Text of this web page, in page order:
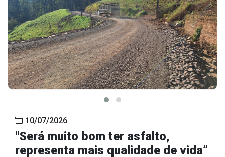
10/07/2026
"Será muito bom ter asfalto,
representa mais qualidade de vida”